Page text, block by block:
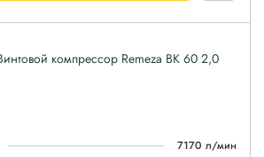
компрессор Remeza ВК 60 2,0
7170 л/мин